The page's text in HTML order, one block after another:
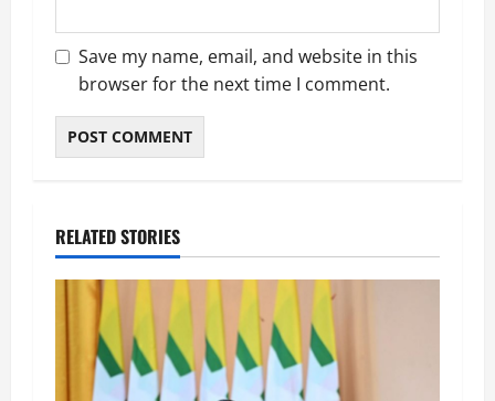
Save my name, email, and website in this
browser for the next time I comment.
RELATED STORIES